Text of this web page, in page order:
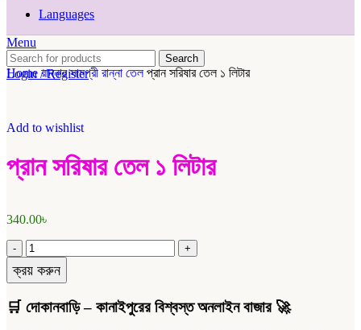
Languages
Menu
Search
Login / Register
Homeরান্নার সামগ্রী রান্না তেলপ্রান সরিষার তেল ১ লিটার
Add to wishlist
প্রান সরিষার তেল ১ লিটার
340.00৳
ক্রয় করুন
🛒 দোকানবাড়ি – কানাইপুরের বিশ্বস্ত অনলাইন বাজার🚀